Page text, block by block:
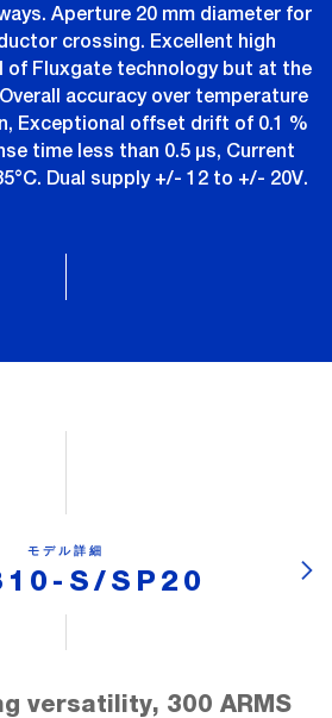
Aperture 20 mm diameter for
crossing. Excellent high
of Fluxgate technology but at the
accuracy over temperature
Exceptional offset drift of 0.1 %
time less than 0.5 µs, Current
Dual supply +/- 12 to +/- 20V.
モデル詳細
S/SP20
versatility, 300 ARMS